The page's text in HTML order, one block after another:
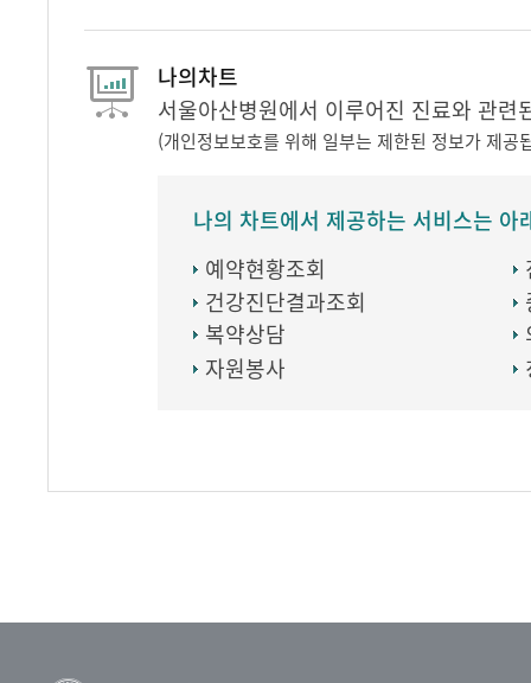
나의차트
서울아산병원에서 이루어진 진료와 관
(개인정보보호를 위해 일부는 제한된 정보가 제공
나의 차트에서 제공하는 서비스는 아
예약현황조회
건강진단결과조회
복약상담
자원봉사